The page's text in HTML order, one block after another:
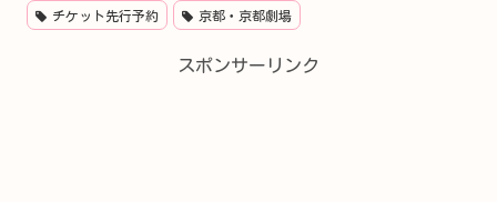
チケット先行予約 京都・京都劇場
スポンサーリンク